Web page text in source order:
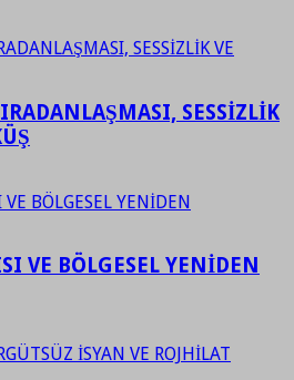
SESSİZLİK
VE BÖLGESEL YENİDEN